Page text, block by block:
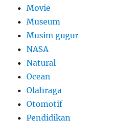
Movie
Museum
Musim gugur
NASA
Natural
Ocean
Olahraga
Otomotif
Pendidikan